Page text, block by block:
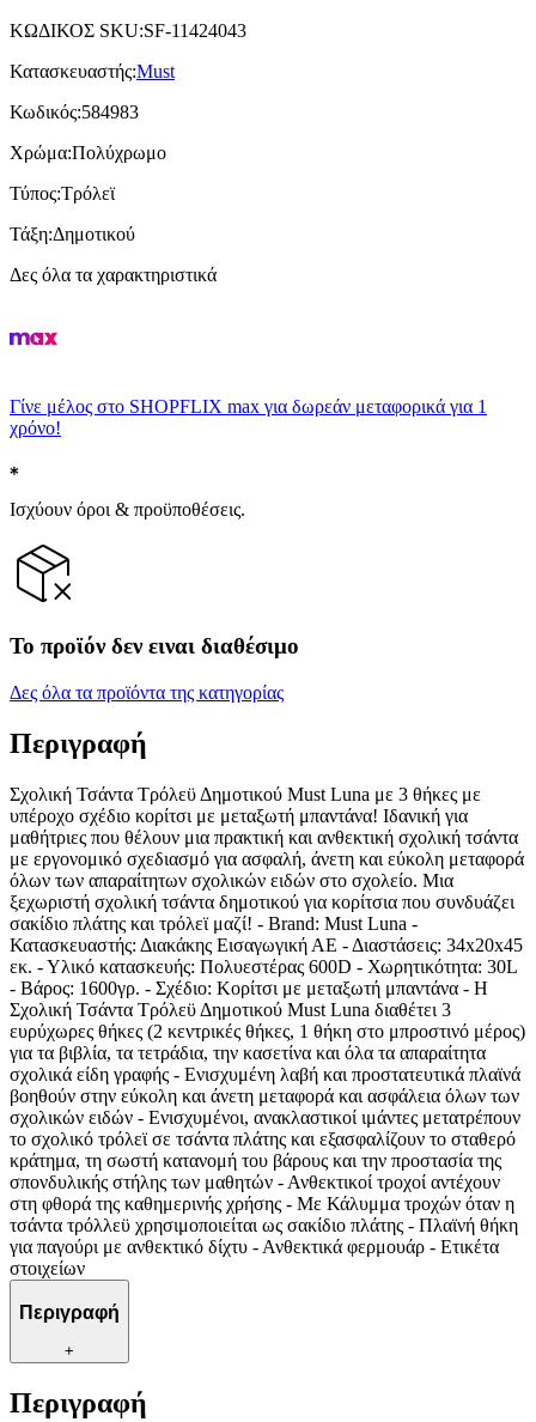
ΚΩΔΙΚΟΣ SKU:SF-11424043
Κατασκευαστής:Must
Κωδικός:584983
Χρώμα:Πολύχρωμο
Τύπος:Τρόλεϊ
Τάξη:Δημοτικού
Δες όλα τα χαρακτηριστικά
Γίνε μέλος στο SHOPFLIX max για δωρεάν μεταφορικά για 1
χρόνο!
Ισχύουν όροι & προϋποθέσεις.
Το προϊόν δεν ειναι διαθέσιμο
Δες όλα τα προϊόντα της κατηγορίας
Περιγραφή
Σχολική Τσάντα Τρόλεϋ Δημοτικού Must Luna με 3 θήκες με
υπέροχο σχέδιο κορίτσι με μεταξωτή μπαντάνα! Ιδανική για
μαθήτριες που θέλουν μια πρακτική και ανθεκτική σχολική τσάντα
με εργονομικό σχεδιασμό για ασφαλή, άνετη και εύκολη μεταφορά
όλων των απαραίτητων σχολικών ειδών στο σχολείο. Μια
ξεχωριστή σχολική τσάντα δημοτικού για κορίτσια που συνδυάζει
σακίδιο πλάτης και τρόλεϊ μαζί! - Brand: Must Luna -
Κατασκευαστής: Διακάκης Εισαγωγική ΑΕ - Διαστάσεις: 34x20x45
εκ. - Υλικό κατασκευής: Πολυεστέρας 600D - Χωρητικότητα: 30L
- Βάρος: 1600γρ. - Σχέδιο: Κορίτσι με μεταξωτή μπαντάνα - Η
Σχολική Τσάντα Τρόλεϋ Δημοτικού Must Luna διαθέτει 3
ευρύχωρες θήκες (2 κεντρικές θήκες, 1 θήκη στο μπροστινό μέρος)
για τα βιβλία, τα τετράδια, την κασετίνα και όλα τα απαραίτητα
σχολικά είδη γραφής - Ενισχυμένη λαβή και προστατευτικά πλαϊνά
βοηθούν στην εύκολη και άνετη μεταφορά και ασφάλεια όλων των
σχολικών ειδών - Ενισχυμένοι, ανακλαστικοί ιμάντες μετατρέπουν
το σχολικό τρόλεϊ σε τσάντα πλάτης και εξασφαλίζουν το σταθερό
κράτημα, τη σωστή κατανομή του βάρους και την προστασία της
σπονδυλικής στήλης των μαθητών - Ανθεκτικοί τροχοί αντέχουν
στη φθορά της καθημερινής χρήσης - Με Κάλυμμα τροχών όταν η
τσάντα τρόλλεϋ χρησιμοποιείται ως σακίδιο πλάτης - Πλαϊνή θήκη
για παγούρι με ανθεκτικό δίχτυ - Ανθεκτικά φερμουάρ - Ετικέτα
στοιχείων
Περιγραφή
+
Περιγραφή